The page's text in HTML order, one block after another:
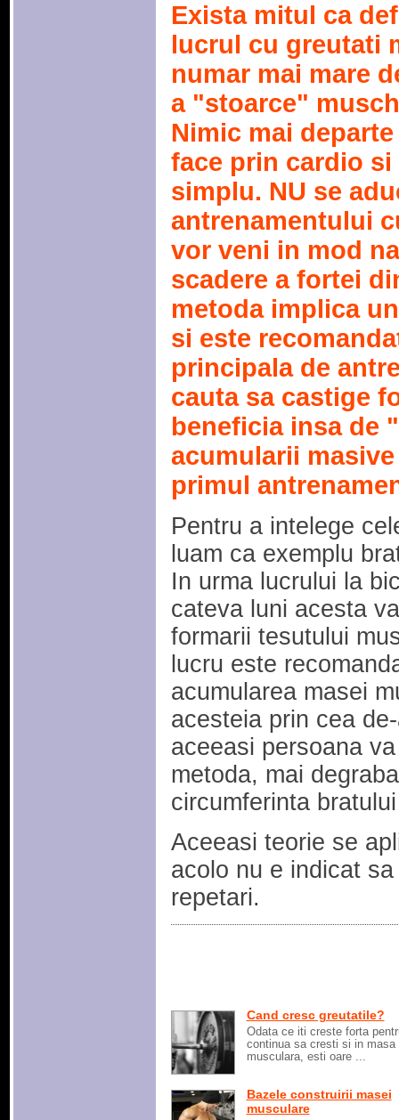
Exista mitul ca
lucrul cu greutati
numar mai mare
a "stoarce"
Nimic mai
face prin cardio
simplu. NU se
antrenamentului
vor veni in mod
scadere a fortei
metoda implica
si este
principala de
cauta sa castige
beneficia insa de
acumularii
primul
Pentru a intelege
luam ca exemplu
In urma lucrului la
cateva luni acesta
formarii tesutului
lucru este
acumularea masei
acesteia prin cea
aceeasi persoana
metoda, mai
circumferinta
Aceeasi teorie se
acolo nu e indicat
repetari.
Cand cresc greutatile?
Odata ce iti creste forta
continua sa cresti si in masa
musculara, esti oare ...
Bazele construirii masei
musculare